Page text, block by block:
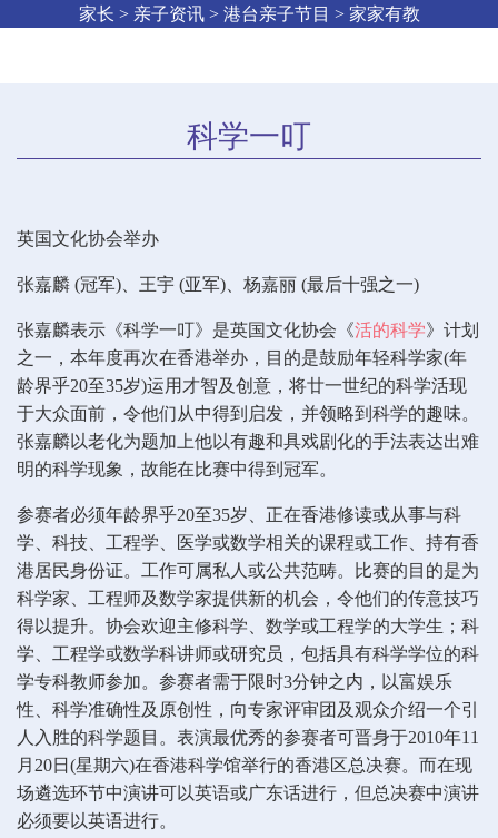
家长 > 亲子资讯 > 港台亲子节目 > 家家有教
科学一叮
英国文化协会举办
张嘉麟 (冠军)、王宇 (亚军)、杨嘉丽 (最后十强之一)
张嘉麟表示《科学一叮》是英国文化协会《活的科学》计划
之一，本年度再次在香港举办，目的是鼓励年轻科学家(年
龄界乎20至35岁)运用才智及创意，将廿一世纪的科学活现
于大众面前，令他们从中得到启发，并领略到科学的趣味。
张嘉麟以老化为题加上他以有趣和具戏剧化的手法表达出难
明的科学现象，故能在比赛中得到冠军。
参赛者必须年龄界乎20至35岁、正在香港修读或从事与科
学、科技、工程学、医学或数学相关的课程或工作、持有香
港居民身份证。工作可属私人或公共范畴。比赛的目的是为
科学家、工程师及数学家提供新的机会，令他们的传意技巧
得以提升。协会欢迎主修科学、数学或工程学的大学生；科
学、工程学或数学科讲师或研究员，包括具有科学学位的科
学专科教师参加。参赛者需于限时3分钟之内，以富娱乐
性、科学准确性及原创性，向专家评审团及观众介绍一个引
人入胜的科学题目。表演最优秀的参赛者可晋身于2010年11
月20日(星期六)在香港科学馆举行的香港区总决赛。而在现
场遴选环节中演讲可以英语或广东话进行，但总决赛中演讲
必须要以英语进行。